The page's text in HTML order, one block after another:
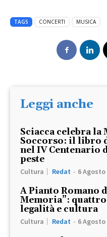
TAGS CONCERTI MUSICA
Leggi anche
Sciacca celebra la
Soccorso: il libro
nel IV Centenario
peste
Cultura Redat - 6 Agosto
A Pianto Romano
Memoria”:
legalità e cultura
Cultura Redat - 6 Agosto